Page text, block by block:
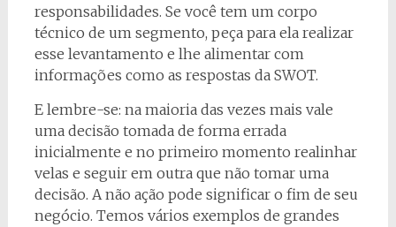
responsabilidades. Se você tem um corpo
técnico de um segmento, peça para ela realizar
esse levantamento e lhe alimentar com
informações como as respostas da SWOT.
E lembre-se: na maioria das vezes mais vale
uma decisão tomada de forma errada
inicialmente e no primeiro momento realinhar
velas e seguir em outra que não tomar uma
decisão. A não ação pode significar o fim de seu
negócio. Temos vários exemplos de grandes